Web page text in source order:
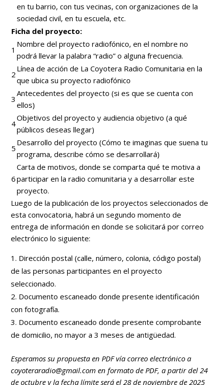
en tu barrio, con tus vecinas, con organizaciones de la
sociedad civil, en tu escuela, etc.
Ficha del proyecto:
1
Nombre del proyecto radiofónico, en el nombre no
podrá llevar la palabra “radio” o alguna frecuencia.
2
Línea de acción de La Coyotera Radio Comunitaria en la
que ubica su proyecto radiofónico
3
Antecedentes del proyecto (si es que se cuenta con
ellos)
4
Objetivos del proyecto y audiencia objetivo (a qué
públicos deseas llegar)
5
Desarrollo del proyecto (Cómo te imaginas que suena tu
programa, describe cómo se desarrollará)
6
Carta de motivos, donde se comparta qué te motiva a
participar en la radio comunitaria y a desarrollar este
proyecto.
Luego de la publicación de los proyectos seleccionados de
esta convocatoria, habrá un segundo momento de
entrega de información en donde se solicitará por correo
electrónico lo siguiente:
Dirección postal (calle, número, colonia, código postal)
de las personas participantes en el proyecto
seleccionado.
Documento escaneado donde presente identificación
con fotografía.
Documento escaneado donde presente comprobante
de domicilio, no mayor a 3 meses de antigüedad.
Esperamos su propuesta en PDF vía correo electrónico a
coyoteraradio@gmail.com en formato de PDF, a partir del 24
de octubre y la fecha límite será el 28 de noviembre de 2025